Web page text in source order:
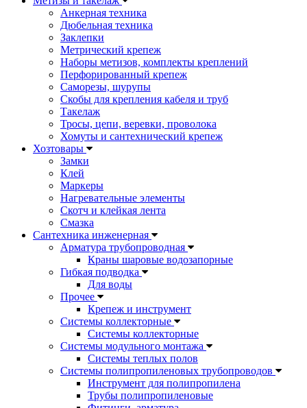
Анкерная техника
Дюбельная техника
Заклепки
Метрический крепеж
Наборы метизов, комплекты креплений
Перфорированный крепеж
Саморезы, шурупы
Скобы для крепления кабеля и труб
Такелаж
Тросы, цепи, веревки, проволока
Хомуты и сантехнический крепеж
Хозтовары
Замки
Клей
Маркеры
Нагревательные элементы
Скотч и клейкая лента
Смазка
Сантехника инженерная
Арматура трубопроводная
Краны шаровые водозапорные
Гибкая подводка
Для воды
Прочее
Крепеж и инструмент
Системы коллекторные
Системы коллекторные
Системы модульного монтажа
Системы теплых полов
Системы полипропиленовых трубопроводов
Инструмент для полипропилена
Трубы полипропиленовые